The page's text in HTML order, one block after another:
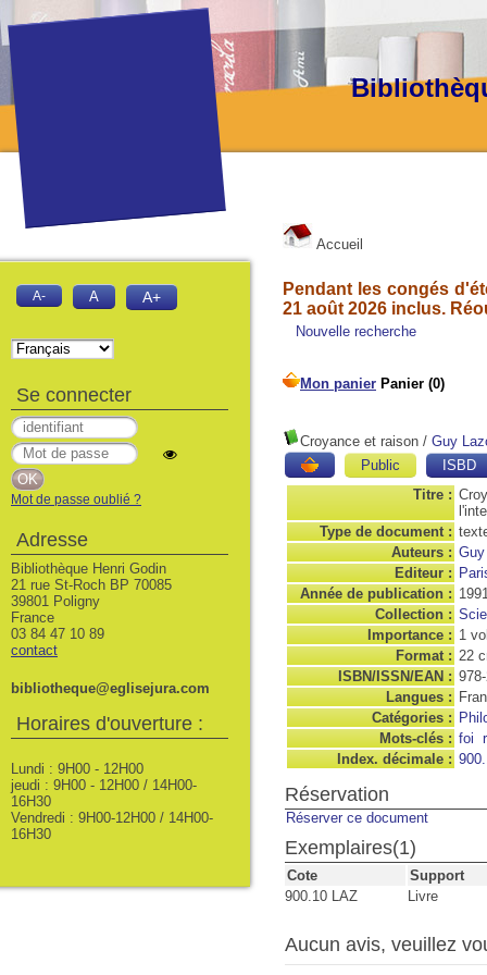
Accueil
Pendant les congés
21 août 2026 inclus.
Nouvelle recherche
Croyance et raison / Guy
Public
ISBD
Titre :
Type de document :
Auteurs :
Editeur :
Année de publication :
Collection :
Importance : 1
Format : 22
ISBN/ISSN/EAN :
Langues :
Catégories :
Mots-clés : foi
Index. décimale :
Réservation
Réserver ce document
Exemplaires(1)
Cote
Support
900.10 LAZ
Livre
Aucun avis, veuillez
A- A A+
Se connecter
Mot de passe oublié ?
Adresse
Bibliothèque Henri Godin
21 rue St-Roch BP 70085
39801 Poligny
France
03 84 47 10 89
contact
bibliotheque@eglisejura.com
Horaires d'ouverture :
Lundi : 9H00 - 12H00
jeudi : 9H00 - 12H00 / 14H00-
16H30
Vendredi : 9H00-12H00 / 14H00-
16H30